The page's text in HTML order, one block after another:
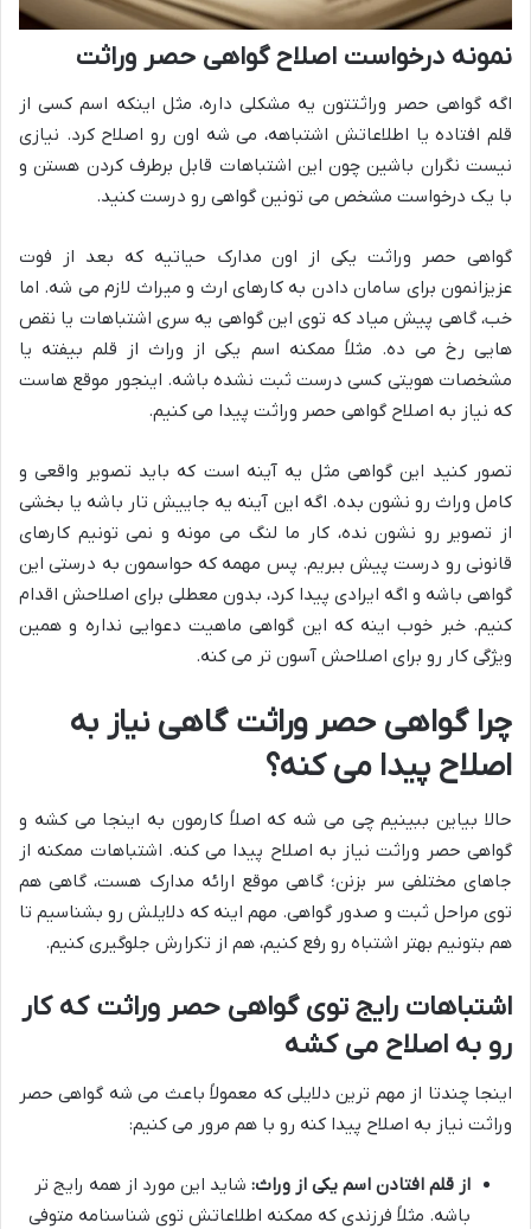
نمونه درخواست اصلاح گواهی حصر وراثت
اگه گواهی حصر وراثتتون یه مشکلی داره، مثل اینکه اسم کسی از
قلم افتاده یا اطلاعاتش اشتباهه، می شه اون رو اصلاح کرد. نیازی
نیست نگران باشین چون این اشتباهات قابل برطرف کردن هستن و
با یک درخواست مشخص می تونین گواهی رو درست کنید.
گواهی حصر وراثت یکی از اون مدارک حیاتیه که بعد از فوت
عزیزانمون برای سامان دادن به کارهای ارث و میراث لازم می شه. اما
خب، گاهی پیش میاد که توی این گواهی یه سری اشتباهات یا نقص
هایی رخ می ده. مثلاً ممکنه اسم یکی از وراث از قلم بیفته یا
مشخصات هویتی کسی درست ثبت نشده باشه. اینجور موقع هاست
که نیاز به اصلاح گواهی حصر وراثت پیدا می کنیم.
تصور کنید این گواهی مثل یه آینه است که باید تصویر واقعی و
کامل وراث رو نشون بده. اگه این آینه یه جاییش تار باشه یا بخشی
از تصویر رو نشون نده، کار ما لنگ می مونه و نمی تونیم کارهای
قانونی رو درست پیش ببریم. پس مهمه که حواسمون به درستی این
گواهی باشه و اگه ایرادی پیدا کرد، بدون معطلی برای اصلاحش اقدام
کنیم. خبر خوب اینه که این گواهی ماهیت دعوایی نداره و همین
ویژگی کار رو برای اصلاحش آسون تر می کنه.
چرا گواهی حصر وراثت گاهی نیاز به
اصلاح پیدا می کنه؟
حالا بیاین ببینیم چی می شه که اصلاً کارمون به اینجا می کشه و
گواهی حصر وراثت نیاز به اصلاح پیدا می کنه. اشتباهات ممکنه از
جاهای مختلفی سر بزنن؛ گاهی موقع ارائه مدارک هست، گاهی هم
توی مراحل ثبت و صدور گواهی. مهم اینه که دلایلش رو بشناسیم تا
هم بتونیم بهتر اشتباه رو رفع کنیم، هم از تکرارش جلوگیری کنیم.
اشتباهات رایج توی گواهی حصر وراثت که کار
رو به اصلاح می کشه
اینجا چندتا از مهم ترین دلایلی که معمولاً باعث می شه گواهی حصر
وراثت نیاز به اصلاح پیدا کنه رو با هم مرور می کنیم:
از قلم افتادن اسم یکی از وراث: شاید این مورد از همه رایج تر
باشه. مثلاً فرزندی که ممکنه اطلاعاتش توی شناسنامه متوفی